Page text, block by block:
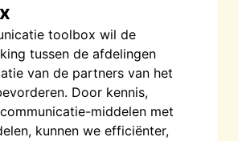
toolbox wil de
tussen de afdelingen
van de partners van het
Door kennis,
middelen met
kunnen we efficiënter,